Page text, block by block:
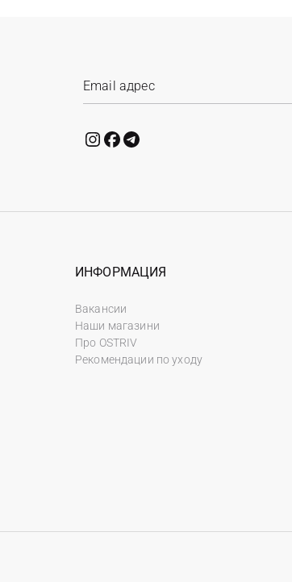
ИНФОРМАЦИЯ
Вакансии
Наши магазини
Про OSTRIV
Рекомендации по уходу